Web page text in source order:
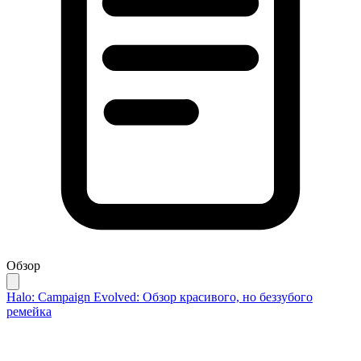
Обзор
Halo: Campaign Evolved: Обзор красивого, но беззубого
ремейка